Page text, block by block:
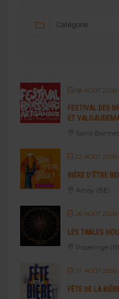
08 AOÛT 2026
FESTIVAL DES
ET
Saint-
22 AOÛT 2026
BIÈRE D’ÊTRE
Amay (BE)
26 AOÛT 2026
LES TABLES
Poperinge
27 AOÛT 2026
FÊTE DE LA